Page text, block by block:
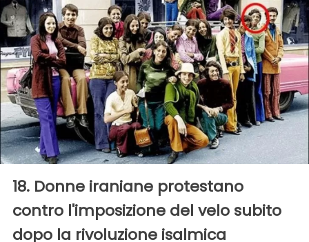
18. Donne iraniane protestano
contro l'imposizione del velo subito
dopo la rivoluzione isalmica